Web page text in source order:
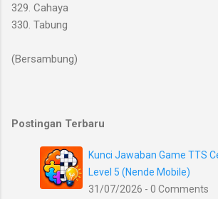
329. Cahaya
330. Tabung
(Bersambung)
Postingan Terbaru
Kunci Jawaban Game TTS
Level 5 (Nende Mobile)
31/07/2026 - 0 Comments